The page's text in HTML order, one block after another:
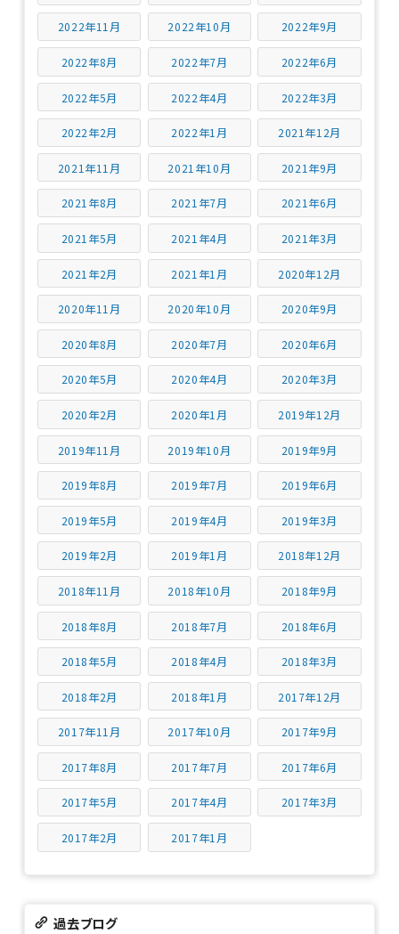
2022年11月 2022年10月 2022年9月
2022年8月 2022年7月 2022年6月
2022年5月 2022年4月 2022年3月
2022年2月 2022年1月 2021年12月
2021年11月 2021年10月 2021年9月
2021年8月 2021年7月 2021年6月
2021年5月 2021年4月 2021年3月
2021年2月 2021年1月 2020年12月
2020年11月 2020年10月 2020年9月
2020年8月 2020年7月 2020年6月
2020年5月 2020年4月 2020年3月
2020年2月 2020年1月 2019年12月
2019年11月 2019年10月 2019年9月
2019年8月 2019年7月 2019年6月
2019年5月 2019年4月 2019年3月
2019年2月 2019年1月 2018年12月
2018年11月 2018年10月 2018年9月
2018年8月 2018年7月 2018年6月
2018年5月 2018年4月 2018年3月
2018年2月 2018年1月 2017年12月
2017年11月 2017年10月 2017年9月
2017年8月 2017年7月 2017年6月
2017年5月 2017年4月 2017年3月
2017年2月 2017年1月
過去ブログ